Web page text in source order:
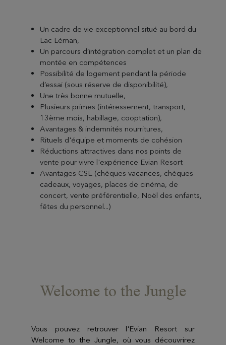
Un cadre de vie exceptionnel situé au bord du
Lac Léman,
Un parcours d’intégration complet et un plan de
montée en compétences
Possibilité de logement pendant la période
d’essai (sous réserve de disponibilité),
Une très bonne mutuelle,
Plusieurs primes (intéressement, transport,
13ème mois, habillage, cooptation),
Avantages & indemnités nourritures,
Rituels d'équipe et moments de cohésion
Réductions attractives dans nos points de
vente pour vivre l'expérience Evian Resort
Avantages CSE (chèques vacances, chèques
cadeaux, voyages, places de cinéma, de
concert, vente préférentielle, Noël des enfants,
fêtes du personnel...)
Welcome to the Jungle
Vous pouvez retrouver l'Evian Resort sur
Welcome to the Jungle, où vous découvrirez